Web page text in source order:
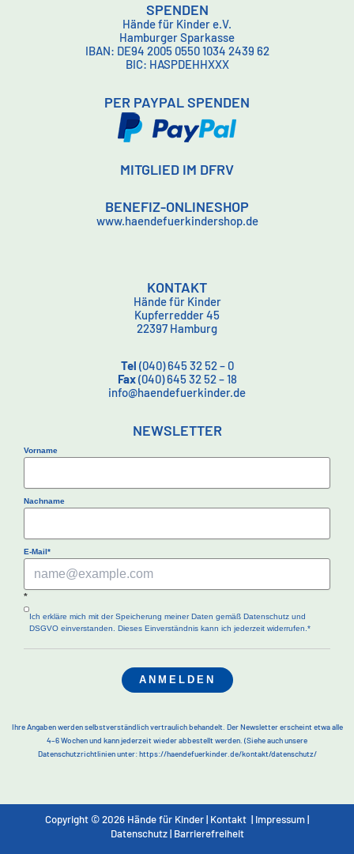
SPENDEN
Hände für Kinder e.V.
Hamburger Sparkasse
IBAN: DE94 2005 0550 1034 2439 62
BIC: HASPDEHHXXX
PER PAYPAL SPENDEN
MITGLIED IM DFRV
BENEFIZ-ONLINESHOP
www.haendefuerkindershop.de
KONTAKT
Hände für Kinder
Kupferredder 45
22397 Hamburg
Tel (040) 645 32 52 – 0
Fax(040) 645 32 52 – 18
info@haendefuerkinder.de
NEWSLETTER
Vorname
Nachname
E-Mail*
*
Ich erkläre mich mit der Speicherung meiner Daten gemäß Datenschutz und
DSGVO einverstanden. Dieses Einverständnis kann ich jederzeit widerrufen.*
ANMELDEN
Ihre Angaben werden selbstverständlich vertraulich behandelt. Der Newsletter erscheint etwa alle
4–6 Wochen und kann jederzeit wieder abbestellt werden. (Siehe auch unsere
Datenschutzrichtlinien unter: https://haendefuerkinder.de/kontakt/datenschutz/
Copyright © 2026 Hände für Kinder | Kontakt | Impressum|
Datenschutz| Barrierefreiheit